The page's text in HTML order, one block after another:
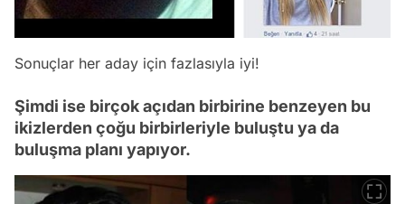
Sonuçlar her aday için fazlasıyla iyi!
Şimdi ise birçok açıdan birbirine benzeyen bu
ikizlerden çoğu birbirleriyle buluştu ya da
buluşma planı yapıyor.